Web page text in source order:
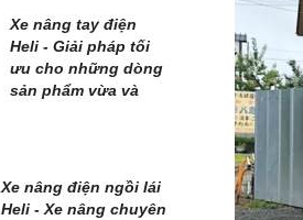
Xe nâng tay điện
Heli - Giải pháp tối
ưu cho những dòng
sản phẩm vừa và
Xe nâng điện ngồi lái
Heli - Xe nâng chuyên